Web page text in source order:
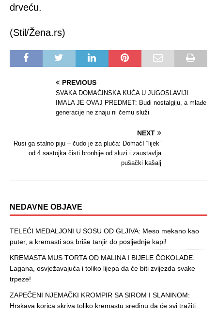
drveću.
(Stil/Žena.rs)
PREVIOUS
SVAKA DOMAĆINSKA KUĆA U JUGOSLAVIJI
IMALA JE OVAJ PREDMET: Budi nostalgiju, a mlađe
generacije ne znaju ni čemu služi
NEXT
Rusi ga stalno piju – čudo je za pluća: DomaćI “lijek”
od 4 sastojka čisti bronhije od sluzi i zaustavlja
pušački kašalj
NEDAVNE OBJAVE
TELEĆI MEDALJONI U SOSU OD GLJIVA: Meso mekano kao
puter, a kremasti sos briše tanjir do posljednje kapi!
KREMASTA MUS TORTA OD MALINA I BIJELE ČOKOLADE:
Lagana, osvježavajuća i toliko lijepa da će biti zvijezda svake
trpeze!
ZAPEČENI NJEMAČKI KROMPIR SA SIROM I SLANINOM:
Hrskava korica skriva toliko kremastu sredinu da će svi tražiti